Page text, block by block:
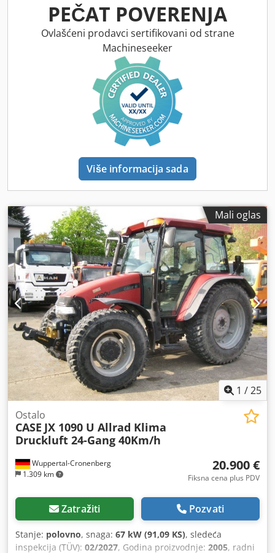
PEČAT POVERENJA
Ovlašćeni prodavci sertifikovani od strane
Machineseeker
Više informacija sada
Mali oglas
1 /25
Wuppertal-Cronenberg
1.309 km
Ostalo
CASE JX 1090 U Allrad Klima
Druckluft 24-Gang 40Km/h
20.900 €
Fiksna cena plus PDV
Zatražiti Pozvati
Stanje: polovno, snaga: 67 kW (91,09 KS), sledeća
inspekcija (TÜV): 02/2027, Godina proizvodnje: 2005, radni